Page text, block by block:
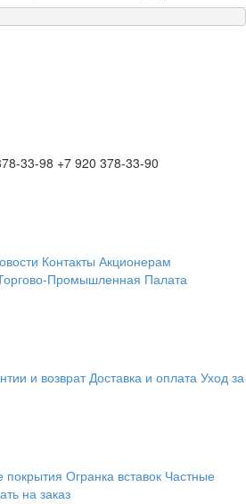
33-98 +7 920 378-33-90
Контакты Акционерам
Промышленная Палата
и возврат Доставка и оплата Уход за
покрытия Огранка вставок Частные
на заказ